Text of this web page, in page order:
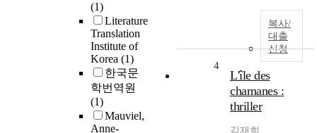
(1)
Literature
Translation
Institute of
Korea (1)
한국문
학번역원
(1)
Mauviel,
Anne-
복사/
대출
신청
4
L'île des
chamanes :
thriller
김재희